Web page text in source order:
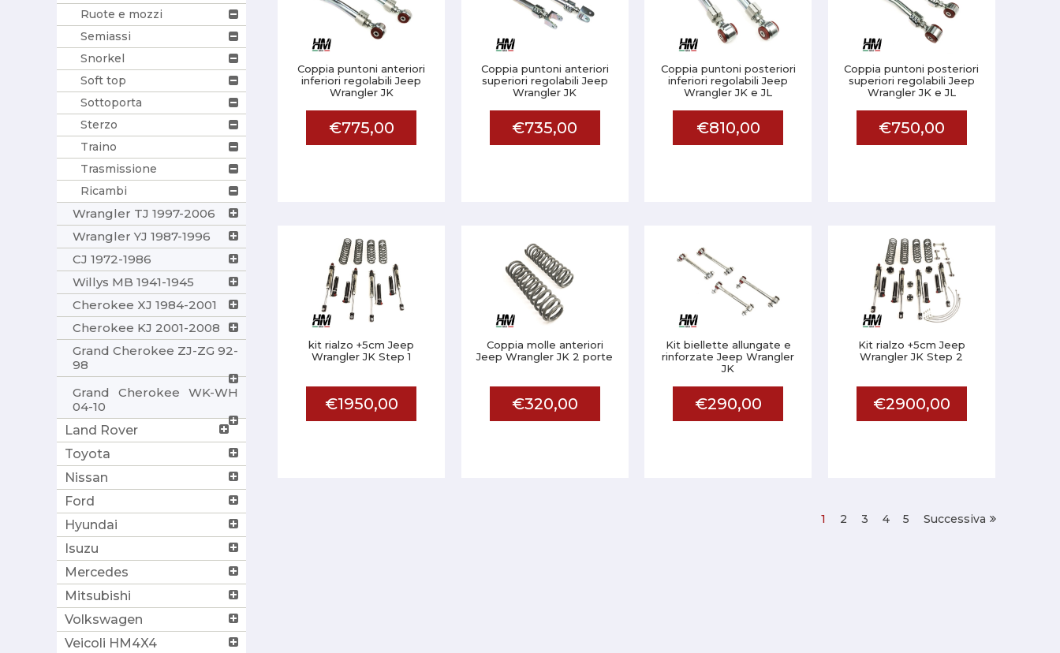
Ruote e mozzi
Semiassi
Snorkel
Soft top
Sottoporta
Sterzo
Traino
Trasmissione
Ricambi
Wrangler TJ 1997-2006
Wrangler YJ 1987-1996
CJ 1972-1986
Willys MB 1941-1945
Cherokee XJ 1984-2001
Cherokee KJ 2001-2008
Grand Cherokee ZJ-ZG 92-
98
Grand Cherokee WK-WH
04-10
Land Rover
Toyota
Nissan
Ford
Hyundai
Isuzu
Mercedes
Mitsubishi
Volkswagen
Veicoli HM4X4
Coppia puntoni anteriori
inferiori regolabili Jeep
Wrangler JK
€775,00
Coppia puntoni anteriori
superiori regolabili Jeep
Wrangler JK
€735,00
Coppia puntoni posteriori
inferiori regolabili Jeep
Wrangler JK e JL
€810,00
Coppia puntoni posteriori
superiori regolabili Jeep
Wrangler JK e JL
€750,00
kit rialzo +5cm Jeep
Wrangler JK Step 1
€1950,00
Coppia molle anteriori
Jeep Wrangler JK 2 porte
€320,00
Kit biellette allungate e
rinforzate Jeep Wrangler
JK
€290,00
Kit rialzo +5cm Jeep
Wrangler JK Step 2
€2900,00
1 2 3 4 5 Successiva